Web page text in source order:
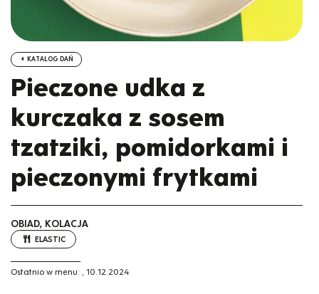
KATALOG DAŃ
Pieczone udka z
kurczaka z sosem
tzatziki, pomidorkami i
pieczonymi frytkami
OBIAD, KOLACJA
ELASTIC
Ostatnio w menu: , 10.12.2024